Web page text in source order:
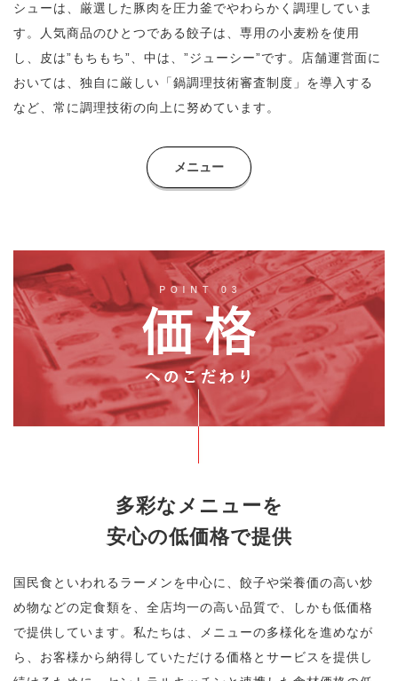
シューは、 厳選した豚肉を圧力釜でやわらかく調理していま
す。
人気商品のひとつである餃子は、専用の小麦粉を使用
し、
皮は”もちもち”、中は、”ジューシー”です。
店舗運営面に
おいては、独自に厳しい「鍋調理技術審査制度」を導入する
など、 常に調理技術の向上に努めています。
メニュー
多彩なメニューを
安心の低価格で提供
国民食といわれるラーメンを中心に、 餃子や栄養価の高い炒
め物などの定食類を、全店均一の高い品質で、
しかも低価格
で提供しています。 私たちは、メニューの多様化を進めなが
ら、 お客様から納得していただける価格とサービスを提供し